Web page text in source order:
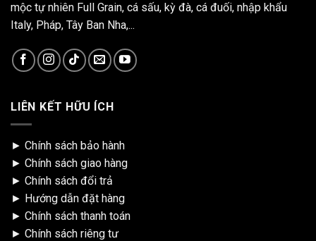
mộc tự nhiên Full Grain, cá sấu, kỳ đà, cá đuối, nhập khẩu
Italy, Pháp, Tây Ban Nha,...
LIÊN KẾT HỮU ÍCH
► Chính sách bảo hành
► Chính sách giao hàng
► Chính sách đổi trả
► Hướng dẫn đặt hàng
► Chính sách thanh toán
► Chính sách riêng tư